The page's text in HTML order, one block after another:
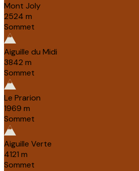
Mont Joly
2524 m
Sommet
Aiguille du Midi
3842 m
Sommet
Le Prarion
1969 m
Sommet
Aiguille Verte
4121 m
Sommet